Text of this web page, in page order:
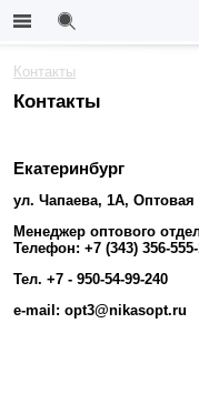
Контакты
Контакты
Екатеринбург
ул. Чапаева, 1А,
Менеджер оптового
Телефон: +7 (343) 356-
Тел. +7 - 950-54-99-240
e-mail: opt3@nikasopt.ru